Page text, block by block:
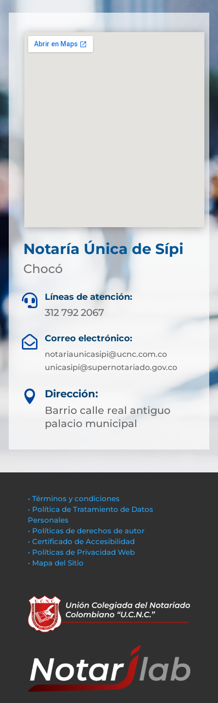
Notaría Única de Sípi
Chocó
 Líneas de atención:
312 792 2067
 Correo electrónico:
notariaunicasipi@ucnc.com.co
unicasipi@supernotariado.gov.co

Dirección:
Barrio calle real antiguo
palacio municipal
• Términos y condiciones
• Política de Tratamiento de Datos
Personales
• Políticas de derechos de autor
• Certificado de Accesibilidad
• Políticas de Privacidad Web
• Mapa del Sitio